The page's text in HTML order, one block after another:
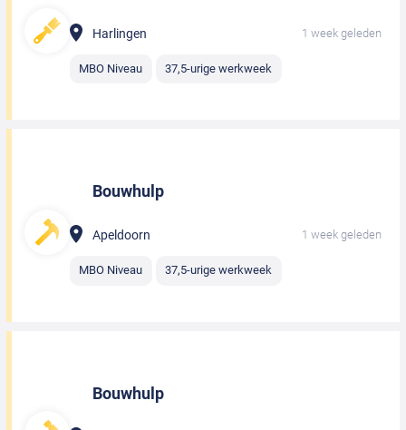
Harlingen 1 week geleden
MBO Niveau 37,5-urige werkweek
Bouwhulp
Apeldoorn 1 week geleden
MBO Niveau 37,5-urige werkweek
Bouwhulp